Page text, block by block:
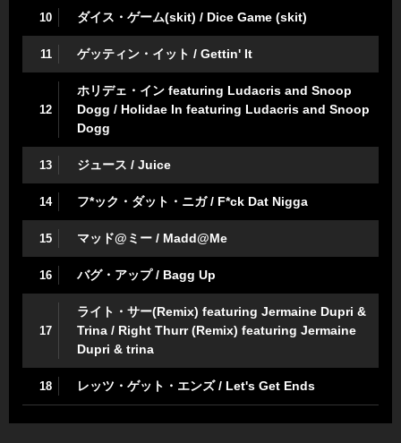
10 ダイス・ゲーム(skit) / Dice Game (skit)
11 ゲッティン・イット / Gettin' It
12
ホリデェ・イン featuring Ludacris and Snoop
Dogg / Holidae In featuring Ludacris and Snoop
Dogg
13 ジュース / Juice
14 フ*ック・ダット・ニガ / F*ck Dat Nigga
15 マッド@ミー / Madd@Me
16 バグ・アップ / Bagg Up
17
ライト・サー(Remix) featuring Jermaine Dupri &
Trina / Right Thurr (Remix) featuring Jermaine
Dupri & trina
18 レッツ・ゲット・エンズ / Let's Get Ends